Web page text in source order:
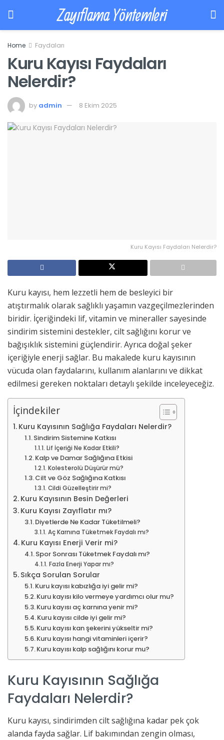
Zayıflama Yöntemleri
Home Faydaları
Kuru Kayısı Faydaları
Nelerdir?
by admin 8 Ekim 2025
Kuru Kayısı Faydaları Nelerdir?
Kuru kayısı, hem lezzetli hem de besleyici bir
atıştırmalık olarak sağlıklı yaşamın vazgeçilmezlerinden
biridir. İçeriğindeki lif, vitamin ve mineraller sayesinde
sindirim sistemini destekler, cilt sağlığını korur ve
bağışıklık sistemini güçlendirir. Ayrıca doğal şeker
içeriğiyle enerji sağlar. Bu makalede kuru kayısının
vücuda olan faydalarını, kullanım alanlarını ve dikkat
edilmesi gereken noktaları detaylı şekilde inceleyeceğiz.
İçindekiler
Kuru Kayısının Sağlığa Faydaları Nelerdir?
Sindirim Sistemine Katkısı
Lif İçeriği Ne Kadar Etkili?
Kalp ve Damar Sağlığına Etkisi
Kolesterolü Düşürür mü?
Cilt ve Göz Sağlığına Katkısı
Cildi Güzelleştirir mi?
Kuru Kayısının Besin Değerleri
Kuru Kayısı Zayıflatır mı?
Diyetlerde Ne Kadar Tüketilmeli?
Aç Karnına Tüketmek Faydalı mı?
Kuru Kayısı Enerji Verir mi?
Spor Sonrası Tüketmek Faydalı mı?
Fazla Enerji Yapar mı?
Sıkça Sorulan Sorular
Kuru kayısı kabızlığa iyi gelir mi?
Kuru kayısı kilo vermeye yardımcı olur mu?
Kuru kayısı aç karnına yenir mi?
Kuru kayısı cilde iyi gelir mi?
Kuru kayısı kan şekerini yükseltir mi?
Kuru kayısı hangi vitaminleri içerir?
Kuru kayısı kalp sağlığını korur mu?
Kuru Kayısının Sağlığa
Faydaları Nelerdir?
Kuru kayısı, sindirimden cilt sağlığına kadar pek çok
alanda fayda sağlar. Lif bakımından zengin olması,